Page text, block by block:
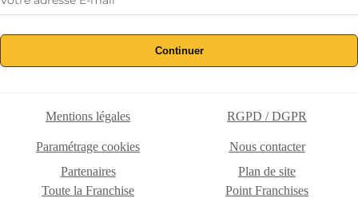
Continuer
Mentions légales RGPD / DGPR
Paramétrage cookies
Nous contacter
Partenaires
Plan de site
Toute la Franchise
Point Franchises